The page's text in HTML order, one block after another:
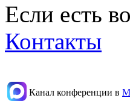
Если есть
Контакты
Канал конференции в